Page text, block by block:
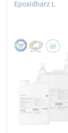
Epoxidharz L